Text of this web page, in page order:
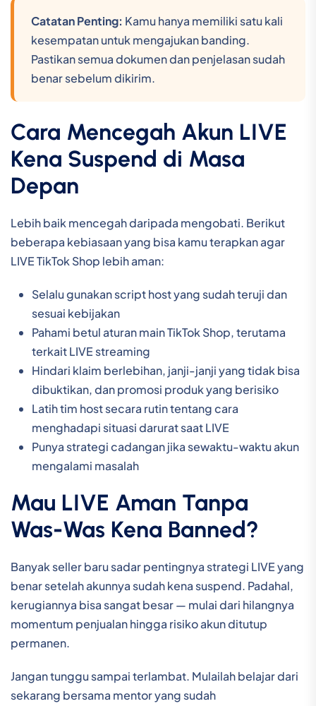
Catatan Penting: Kamu hanya memiliki satu kali
kesempatan untuk mengajukan banding.
Pastikan semua dokumen dan penjelasan sudah
benar sebelum dikirim.
Cara Mencegah Akun LIVE
Kena Suspend di Masa
Depan
Lebih baik mencegah daripada mengobati. Berikut
beberapa kebiasaan yang bisa kamu terapkan agar
LIVE TikTok Shop lebih aman:
Selalu gunakan script host yang sudah teruji dan
sesuai kebijakan
Pahami betul aturan main TikTok Shop, terutama
terkait LIVE streaming
Hindari klaim berlebihan, janji-janji yang tidak bisa
dibuktikan, dan promosi produk yang berisiko
Latih tim host secara rutin tentang cara
menghadapi situasi darurat saat LIVE
Punya strategi cadangan jika sewaktu-waktu akun
mengalami masalah
Mau LIVE Aman Tanpa
Was-Was Kena Banned?
Banyak seller baru sadar pentingnya strategi LIVE yang
benar setelah akunnya sudah kena suspend. Padahal,
kerugiannya bisa sangat besar — mulai dari hilangnya
momentum penjualan hingga risiko akun ditutup
permanen.
Jangan tunggu sampai terlambat. Mulailah belajar dari
sekarang bersama mentor yang sudah